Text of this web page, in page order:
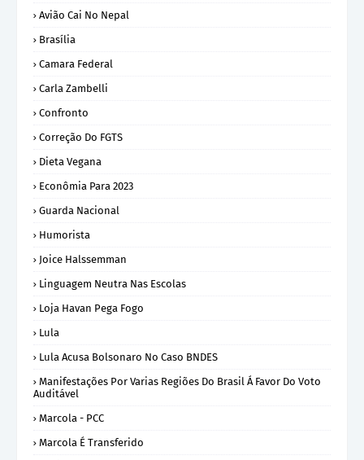
Avião Cai No Nepal
Brasília
Camara Federal
Carla Zambelli
Confronto
Correção Do FGTS
Dieta Vegana
Econômia Para 2023
Guarda Nacional
Humorista
Joice Halssemman
Linguagem Neutra Nas Escolas
Loja Havan Pega Fogo
Lula
Lula Acusa Bolsonaro No Caso BNDES
Manifestações Por Varias Regiões Do Brasil Á Favor Do Voto
Auditável
Marcola - PCC
Marcola É Transferido